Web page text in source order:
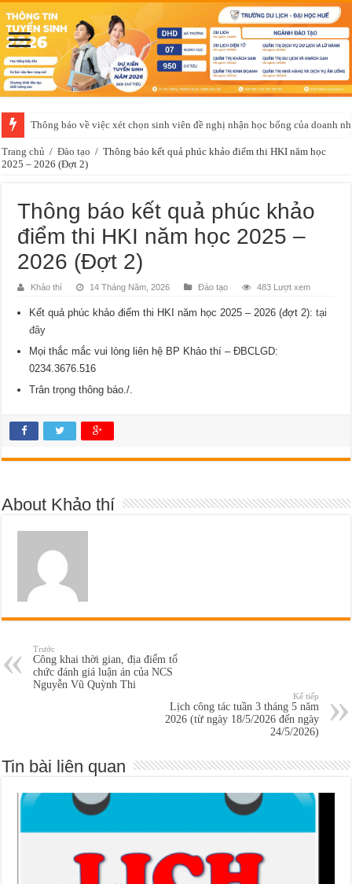
Thông báo về việc xét chọn sinh viên đề nghị nhận học bổng của doanh
Trang chủ / Đào tạo / Thông báo kết quả phúc khảo điểm thi HKI năm học
2025 – 2026 (Đợt 2)
Thông báo kết quả phúc khảo
điểm thi HKI năm học 2025 –
2026 (Đợt 2)
Khảo thí 14 Tháng Năm, 2026 Đào tạo 483 Lượt xem
Kết quả phúc khảo điểm thi HKI năm học 2025 – 2026 (đợt 2):tại
đây
Mọi thắc mắc vui lòng liên hệ BP Khảo thí – ĐBCLGD:
0234.3676.516
Trân trọng thông báo./.
About Khảo thí
Trước
Công khai thời gian, địa điểm tổ
chức đánh giá luận án của NCS
Nguyễn Vũ Quỳnh Thi
Kế tiếp
Lịch công tác tuần 3 tháng 5 năm
2026 (từ ngày 18/5/2026 đến ngày
24/5/2026)
Tin bài liên quan